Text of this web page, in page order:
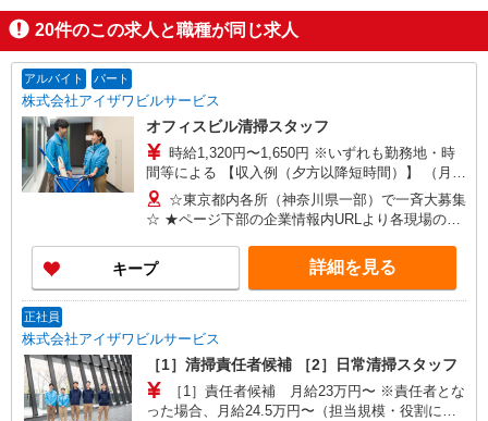
20件のこの求人と職種が同じ求人
アルバイト パート
株式会社アイザワビルサービス
オフィスビル清掃スタッフ
時給1,320円〜1,650円 ※いずれも勤務地・時
間等による 【収入例（夕方以降短時間）】 （月収
例）96,720円 ※時給1,420円、実働3h、22日勤
務、皆勤手当含む場合 （年収例※前年度実績）
1,290,640円 ※月収96,720円（月収例参照）+賞与
65,000円×年2回 【収入例（早朝短時間）】 （月
収例）69,880円 ※時給1,520円、実働2h、22日勤
務、皆勤手当含む場合 （年収例※前年度実績）
65,000円×年2回
☆東京都内各所（神奈川県一部）で一斉大募集
☆ ★ページ下部の企業情報内URLより各現場の詳
区・新宿区・豊島区・渋谷区・港区・中央区・品
川区・文京区・台東区 神奈川県：横浜市中区 ★す
べて駅から徒歩圏内です！
キープ 詳細を見る
正社員
株式会社アイザワビルサービス
［1］清掃責任者候補 ［2］日常清掃スタッフ
［1］責任者候補 月給23万円〜 ※責任者とな
った場合、月給24.5万円〜（担当規模・役割によ